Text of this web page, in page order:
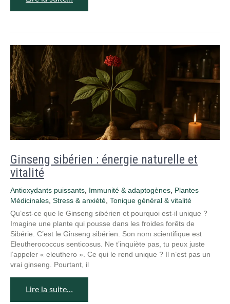
Ginseng sibérien : énergie naturelle et
vitalité
Antioxydants puissants Immunité & adaptogènes Plantes
Médicinales Stress & anxiété Tonique général & vitalité
Qu’est-ce que le Ginseng sibérien et pourquoi est-il unique ?
Imagine une plante qui pousse dans les froides forêts de
Sibérie. C’est le Ginseng sibérien. Son nom scientifique est
Eleutherococcus senticosus. Ne t’inquiète pas, tu peux juste
l’appeler « eleuthero ». Ce qui le rend unique ? Il n’est pas un
vrai ginseng. Pourtant, il
Lire la suite…